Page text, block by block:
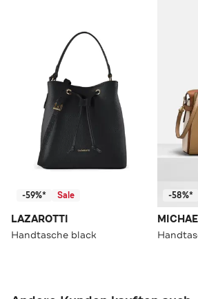
-59%* Sale
LAZAROTTI
Handtasche black
-58%*